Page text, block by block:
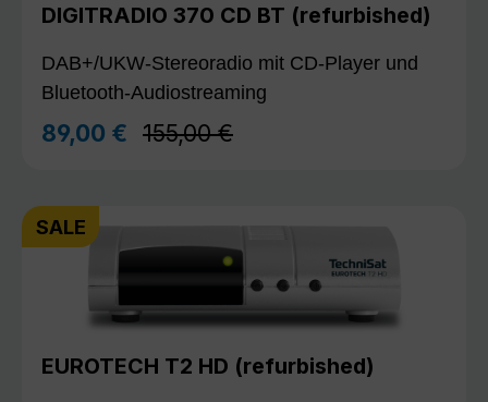
DIGITRADIO 370 CD BT (refurbished)
DAB+/UKW-Stereoradio mit CD-Player und
Bluetooth-Audiostreaming
Verkaufspreis:
89,00 € Regulärer Preis:
155,00 €
SALE
EUROTECH T2 HD (refurbished)